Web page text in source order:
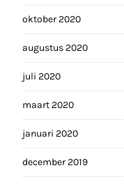
oktober 2020
augustus 2020
juli 2020
maart 2020
januari 2020
december 2019